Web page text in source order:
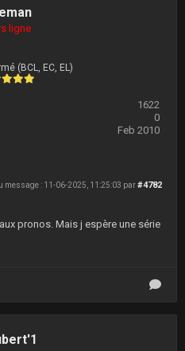
ligne
(BCL, EC, EL)
1622
0
Feb 2010
#4782
message : 11-06-2025, 11:25:03 par
pronos. Mais j espère une série